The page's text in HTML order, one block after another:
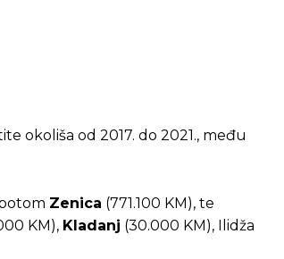
živi, Redakcija Objavi.ba
živi, Redakcija Objavi.ba
okoliša od 2017. do 2021., među
Zenica (771.100 KM), te
KM), Kladanj (30.000 KM), Ilidža